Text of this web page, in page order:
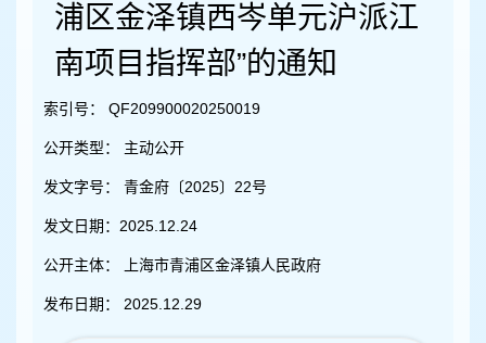
浦区金泽镇西岑单元沪派江
南项目指挥部”的通知
索引号： QF209900020250019
公开类型： 主动公开
发文字号： 青金府〔2025〕22号
发文日期： 2025.12.24
公开主体： 上海市青浦区金泽镇人民政府
发布日期： 2025.12.29